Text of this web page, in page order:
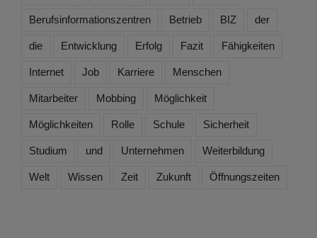
Berufsinformationszentren Betrieb BIZ der
die Entwicklung Erfolg Fazit Fähigkeiten
Internet Job Karriere Menschen
Mitarbeiter Mobbing Möglichkeit
Möglichkeiten Rolle Schule Sicherheit
Studium und Unternehmen Weiterbildung
Welt Wissen Zeit Zukunft Öffnungszeiten